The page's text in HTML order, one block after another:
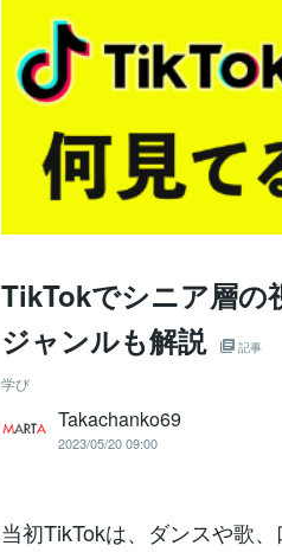
TikTokでシニア層の
ジャンルも解説
記事
学び
Takachanko69
2023/05/20 09:00
当初TikTokは、ダンスや歌